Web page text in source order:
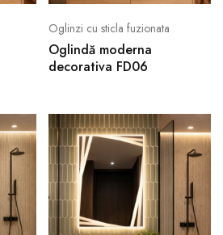
Oglinzi cu sticla fuzionata
Oglindă moderna
decorativa FD06